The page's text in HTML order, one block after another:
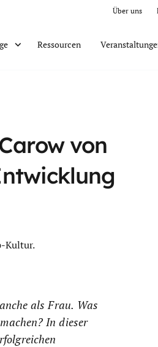
Über uns
Ressourcen
von
Kultur.
als Frau. Was
In dieser